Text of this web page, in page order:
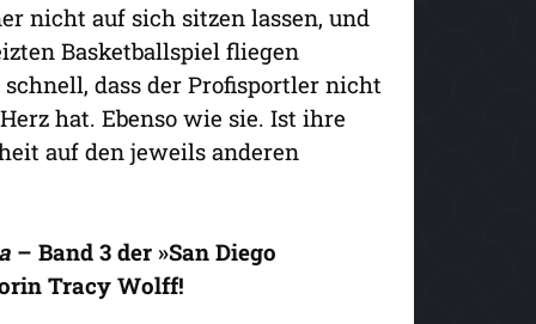
nicht auf sich sitzen lassen, und
Basketballspiel fliegen
dass der Profisportler nicht
hat. Ebenso wie sie. Ist ihre
auf den jeweils anderen
– Band 3 der »San Diego
Tracy Wolff!